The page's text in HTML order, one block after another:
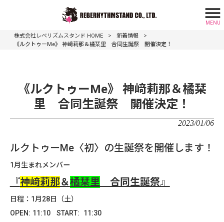
MENU
株式会社レベリズムスタンド HOME > 新着情報
>
《ルクトゥーMe》 神﨑莉那＆橘栞里 合同生誕祭 開催決定！
《ルクトゥーMe》 神﨑莉那＆橘栞
里 合同生誕祭 開催決定！
2023/01/06
ルクトゥーMe〈初〉の生誕祭を開催します！
1月生まれメンバー
『神﨑莉那＆橘栞里合同生誕祭』
日程：1月28日（土）
OPEN: 11:10 START: 11:30